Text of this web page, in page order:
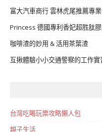
富大汽車商行 雲林虎尾推薦專
Princess 德國專利香妃超胜肽
咖啡渣的妙用 & 活用茶葉渣
互揪體驗小小交通警察的工作實
台灣吃喝玩樂攻略懶人包
親子生活